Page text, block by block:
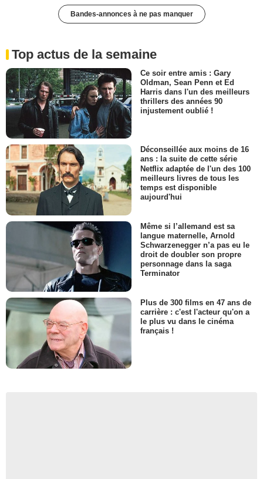
Bandes-annonces à ne pas manquer
Top actus de la semaine
Ce soir entre amis : Gary
Oldman, Sean Penn et Ed
Harris dans l'un des meilleurs
thrillers des années 90
injustement oublié !
Déconseillée aux moins de 16
ans : la suite de cette série
Netflix adaptée de l'un des 100
meilleurs livres de tous les
temps est disponible
aujourd'hui
Même si l’allemand est sa
langue maternelle, Arnold
Schwarzenegger n’a pas eu le
droit de doubler son propre
personnage dans la saga
Terminator
Plus de 300 films en 47 ans de
carrière : c'est l'acteur qu'on a
le plus vu dans le cinéma
français !